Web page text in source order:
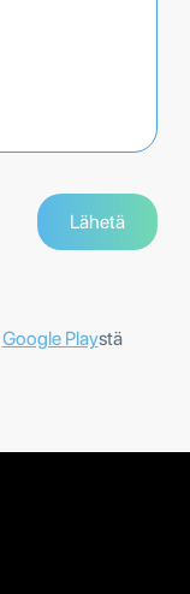
Google Playstä